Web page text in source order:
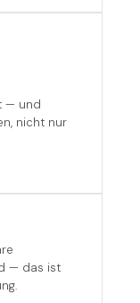
— und
nicht nur
— das ist